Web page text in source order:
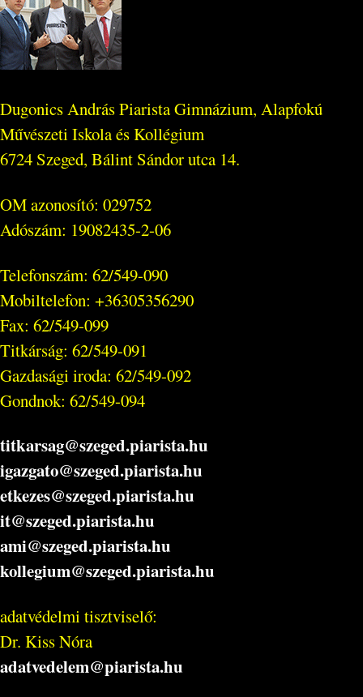
Dugonics András Piarista Gimnázium, Alapfokú
Művészeti Iskola és Kollégium
6724 Szeged, Bálint Sándor utca 14.
OM azonosító: 029752
Adószám: 19082435-2-06
Telefonszám: 62/549-090
Mobiltelefon: +36305356290
Fax: 62/549-099
Titkárság: 62/549-091
Gazdasági iroda: 62/549-092
Gondnok: 62/549-094
titkarsag@szeged.piarista.hu
igazgato@szeged.piarista.hu
etkezes@szeged.piarista.hu
it@szeged.piarista.hu
ami@szeged.piarista.hu
kollegium@szeged.piarista.hu
adatvédelmi tisztviselő:
Dr. Kiss Nóra
adatvedelem@piarista.hu